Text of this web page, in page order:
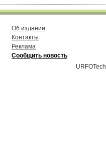
Об издании
Контакты
Реклама
Сообщить новость